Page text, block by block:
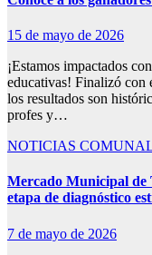
15 de mayo de 2026
¡Estamos impactados
educativas! Finalizó con
los resultados son
profes y…
NOTICIAS
Mercado Municipal de
etapa de diagnóstico
7 de mayo de 2026